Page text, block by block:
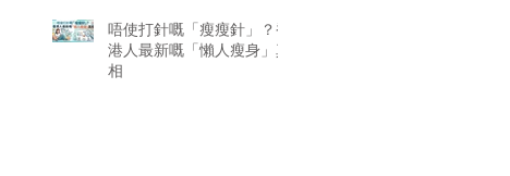
唔使打針嘅「瘦瘦針」？香
港人最新嘅「懶人瘦身」真
相